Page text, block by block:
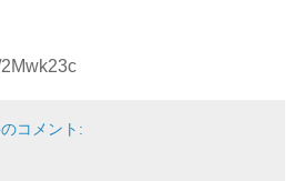
コメント: